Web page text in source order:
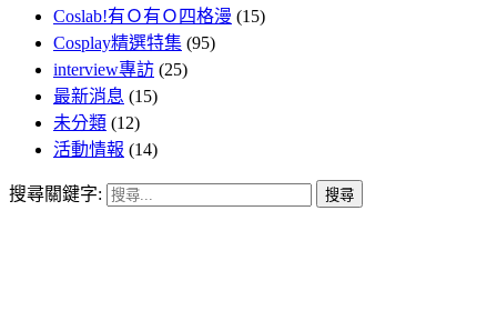
Coslab!有Ｏ有Ｏ四格漫 (15)
Cosplay精選特集 (95)
interview專訪 (25)
最新消息 (15)
未分類 (12)
活動情報 (14)
搜尋關鍵字: